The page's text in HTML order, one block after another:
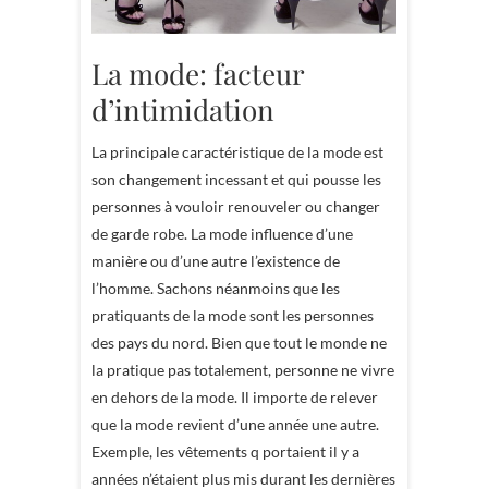
La mode: facteur
d’intimidation
La principale caractéristique de la mode est
son changement incessant et qui pousse les
personnes à vouloir renouveler ou changer
de garde robe. La mode influence d’une
manière ou d’une autre l’existence de
l’homme. Sachons néanmoins que les
pratiquants de la mode sont les personnes
des pays du nord. Bien que tout le monde ne
la pratique pas totalement, personne ne vivre
en dehors de la mode. Il importe de relever
que la mode revient d’une année une autre.
Exemple, les vêtements q portaient il y a
années n’étaient plus mis durant les dernières